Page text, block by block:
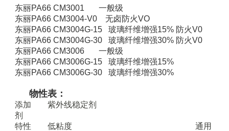
东丽PA66 CM3001 一般级
东丽PA66 CM3004-V0 无卤防火VO
东丽PA66 CM3004G-15 玻璃纤维增强15% 防火V0
东丽PA66 CM3004G-30 玻璃纤维增强30% 防火V0
东丽PA66 CM3006 一般级
东丽PA66 CM3006G-15 玻璃纤维增强15%
东丽PA66 CM3006G-30 玻璃纤维增强30%
物性表：
添加
剂
紫外线稳定剂
特性 低粘度
通用